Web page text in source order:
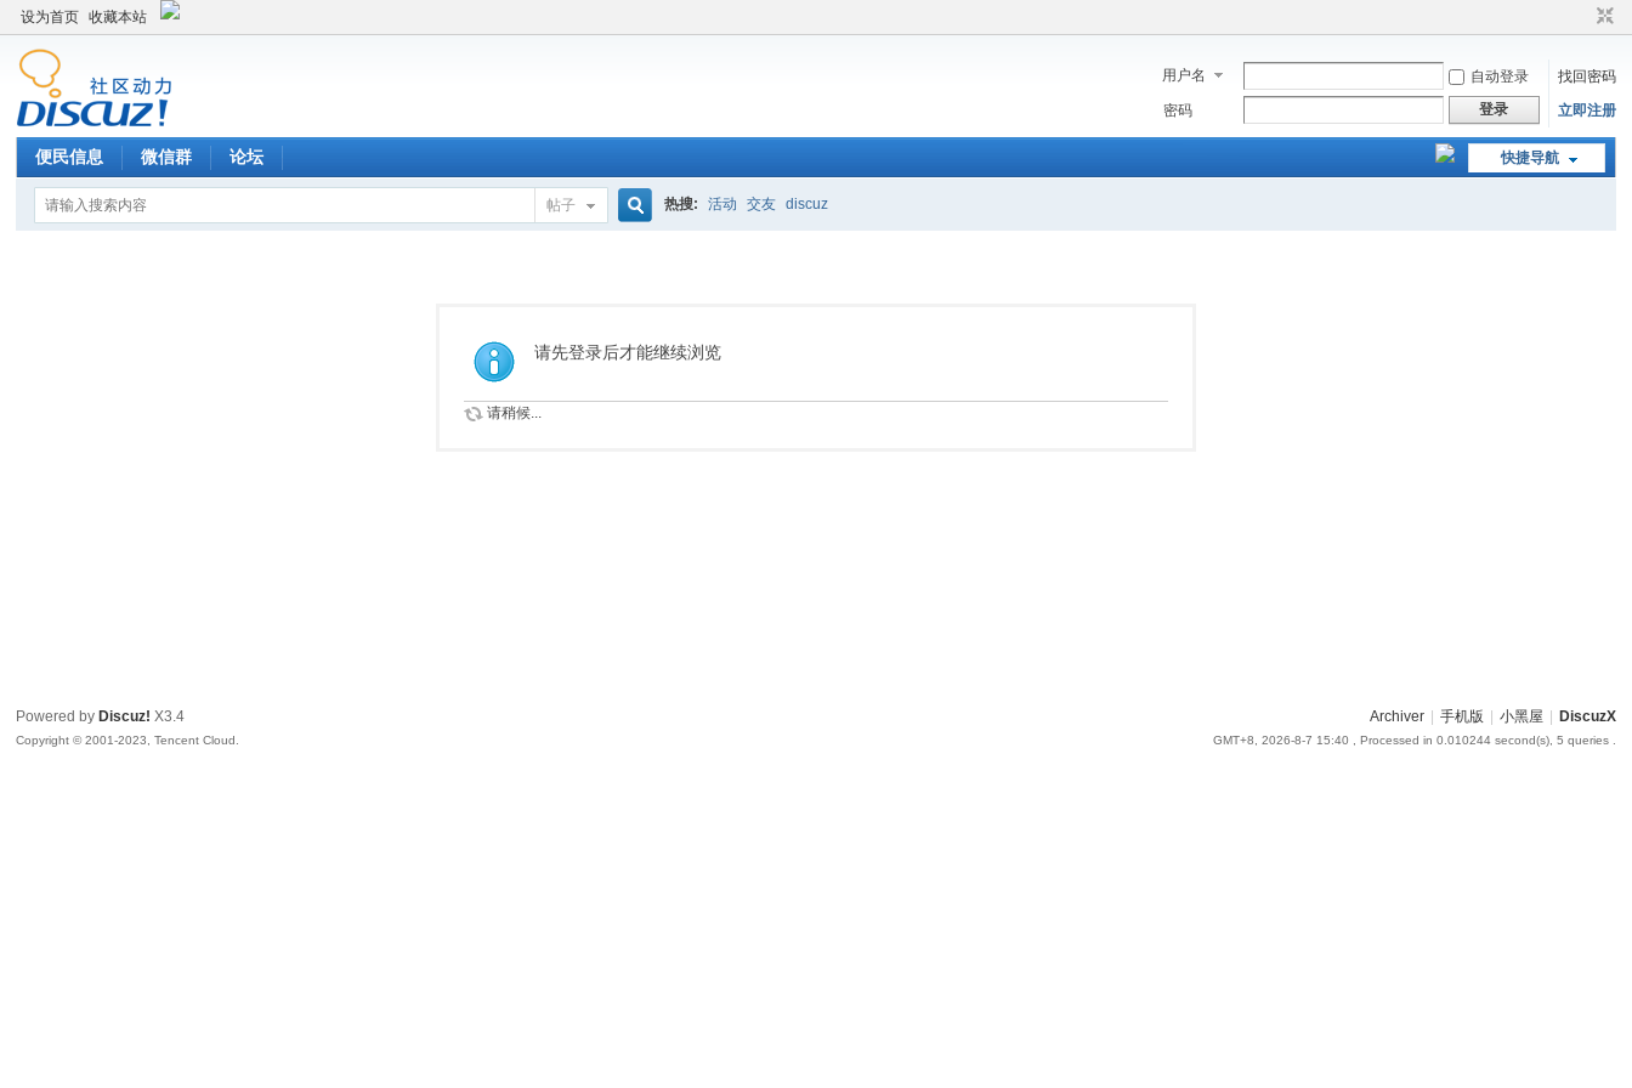
设为首页 收藏本站
用户名 自动登录
找回密码
密码
登录 立即注册
快捷导航
便民信息 微信群 论坛
帖子
索
热搜: 活动 交友 discuz
请先登录后才能继续浏览
请稍候...
Archiver 手机版 小黑屋 DiscuzX
GMT+8, 2026-8-7 15:40 , Processed in 0.010244 second(s), 5 queries .
Powered by Discuz! X3.4
Copyright © 2001-2023, Tencent Cloud.